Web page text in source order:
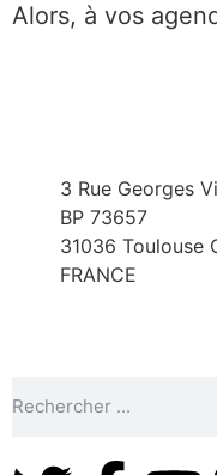
Alors, à vos
3 Rue Georges
BP 73657
31036 Toulouse
FRANCE